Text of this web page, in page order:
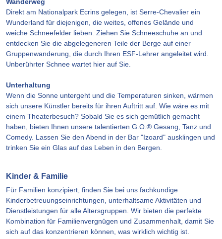
Direkt am Nationalpark Ecrins gelegen, ist Serre-Chevalier ein
Wunderland für diejenigen, die weites, offenes Gelände und
weiche Schneefelder lieben. Ziehen Sie Schneeschuhe an und
entdecken Sie die abgelegeneren Teile der Berge auf einer
Gruppenwanderung, die durch Ihren ESF-Lehrer angeleitet wird.
Unberührter Schnee wartet hier auf Sie.
Unterhaltung
Wenn die Sonne untergeht und die Temperaturen sinken, wärmen
sich unsere Künstler bereits für ihren Auftritt auf. Wie wäre es mit
einem Theaterbesuch? Sobald Sie es sich gemütlich gemacht
haben, bieten Ihnen unsere talentierten G.O.® Gesang, Tanz und
Comedy. Lassen Sie den Abend in der Bar "Izoard" ausklingen und
trinken Sie ein Glas auf das Leben in den Bergen.
Kinder & Familie
Für Familien konzipiert, finden Sie bei uns fachkundige
Kinderbetreuungseinrichtungen, unterhaltsame Aktivitäten und
Dienstleistungen für alle Altersgruppen. Wir bieten die perfekte
Kombination für Familienvergnügen und Zusammenhalt, damit Sie
sich auf das konzentrieren können, was wirklich wichtig ist.